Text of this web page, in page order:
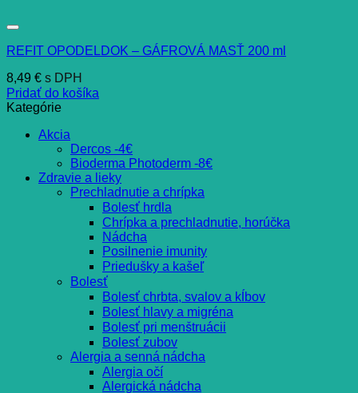
REFIT OPODELDOK – GÁFROVÁ MASŤ 200 ml
8,49 € s DPH
Pridať do košíka
Kategórie
Akcia
Dercos -4€
Bioderma Photoderm -8€
Zdravie a lieky
Prechladnutie a chrípka
Bolesť hrdla
Chrípka a prechladnutie, horúčka
Nádcha
Posilnenie imunity
Priedušky a kašeľ
Bolesť
Bolesť chrbta, svalov a kĺbov
Bolesť hlavy a migréna
Bolesť pri menštruácii
Bolesť zubov
Alergia a senná nádcha
Alergia očí
Alergická nádcha